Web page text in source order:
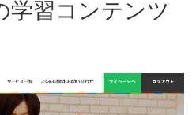
学習コンテンツ